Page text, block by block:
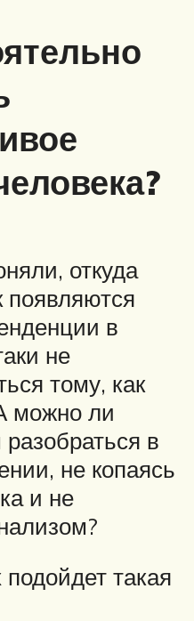
откуда
появляются
в
не
тому, как
можно ли
в
не копаясь
и не
такая